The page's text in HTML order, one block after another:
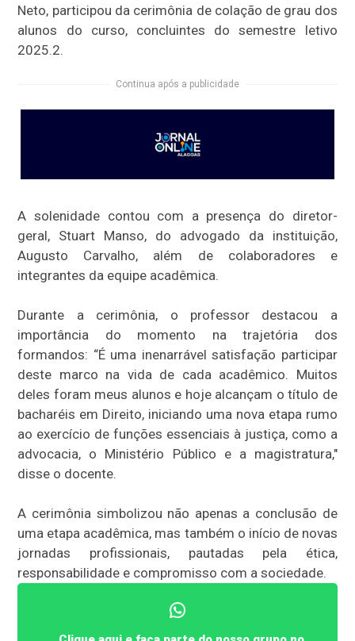
Neto, participou da cerimônia de colação de grau dos
alunos do curso, concluintes do semestre letivo
2025.2.
Continua após a publicidade
A solenidade contou com a presença do diretor-
geral, Stuart Manso, do advogado da instituição,
Augusto Carvalho, além de colaboradores e
integrantes da equipe acadêmica.
Durante a cerimônia, o professor destacou a
importância do momento na trajetória dos
formandos: “É uma inenarrável satisfação participar
deste marco na vida de cada acadêmico. Muitos
deles foram meus alunos e hoje alcançam o título de
bacharéis em Direito, iniciando uma nova etapa rumo
ao exercício de funções essenciais à justiça, como a
advocacia, o Ministério Público e a magistratura,"
disse o docente.
A cerimônia simbolizou não apenas a conclusão de
uma etapa acadêmica, mas também o início de novas
jornadas profissionais, pautadas pela ética,
responsabilidade e compromisso com a sociedade.